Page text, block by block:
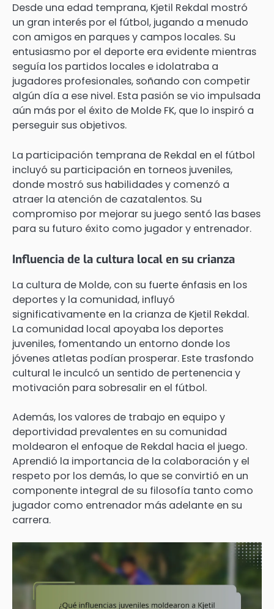
Desde una edad temprana, Kjetil Rekdal mostró
un gran interés por el fútbol, jugando a menudo
con amigos en parques y campos locales. Su
entusiasmo por el deporte era evidente mientras
seguía los partidos locales e idolatraba a
jugadores profesionales, soñando con competir
algún día a ese nivel. Esta pasión se vio impulsada
aún más por el éxito de Molde FK, que lo inspiró a
perseguir sus objetivos.
La participación temprana de Rekdal en el fútbol
incluyó su participación en torneos juveniles,
donde mostró sus habilidades y comenzó a
atraer la atención de cazatalentos. Su
compromiso por mejorar su juego sentó las bases
para su futuro éxito como jugador y entrenador.
Influencia de la cultura local en su crianza
La cultura de Molde, con su fuerte énfasis en los
deportes y la comunidad, influyó
significativamente en la crianza de Kjetil Rekdal.
La comunidad local apoyaba los deportes
juveniles, fomentando un entorno donde los
jóvenes atletas podían prosperar. Este trasfondo
cultural le inculcó un sentido de pertenencia y
motivación para sobresalir en el fútbol.
Además, los valores de trabajo en equipo y
deportividad prevalentes en su comunidad
moldearon el enfoque de Rekdal hacia el juego.
Aprendió la importancia de la colaboración y el
respeto por los demás, lo que se convirtió en un
componente integral de su filosofía tanto como
jugador como entrenador más adelante en su
carrera.